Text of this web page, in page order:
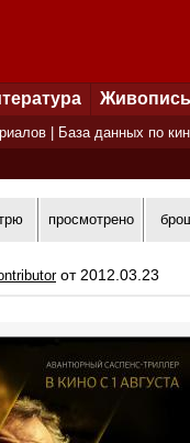
Живопись
База данных по
просмотрено
от 2012.03.23